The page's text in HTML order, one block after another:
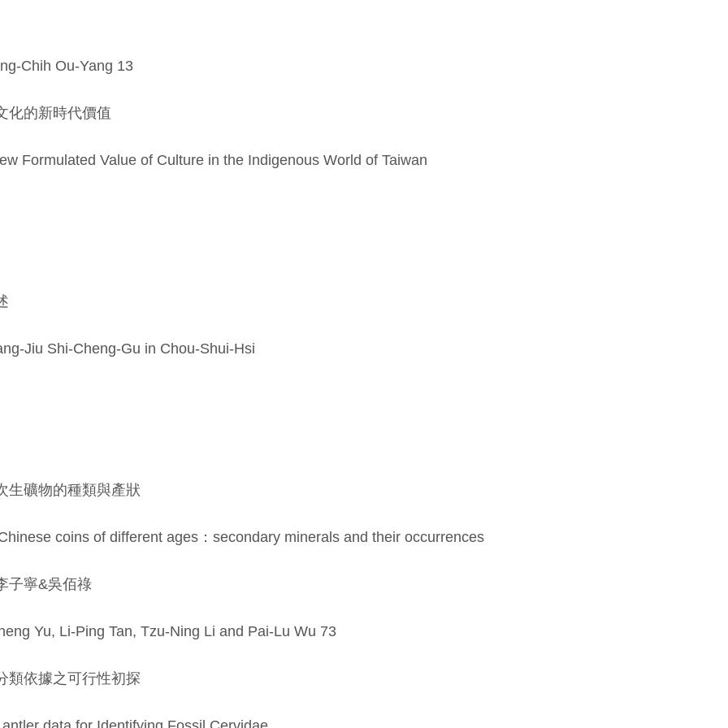
Chih Ou-Yang 13
化的新時代價值
Formulated Value of Culture in the Indigenous World of Taiwan
Jiu Shi-Cheng-Gu in Chou-Shui-Hsi
生礦物的種類與產狀
coins of different ages：secondary minerals and their occurrences
子寧&吳佰祿
Yu, Li-Ping Tan, Tzu-Ning Li and Pai-Lu Wu 73
類依據之可行性初探